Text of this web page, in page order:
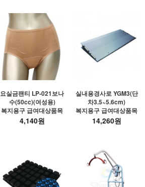
요실금팬티 LP-021보나
수(50cc)(여성용)
복지용구 급여대상품목
4,140원
실내용경사로 YGM3(단
차3.5~5.6cm)
복지용구 급여대상품목
14,260원